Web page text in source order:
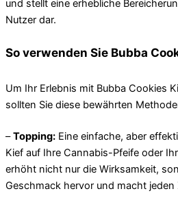
und stellt eine erhebliche
Nutzer dar.
So verwenden Sie Bubba
Um Ihr Erlebnis mit Bubba Cookies
sollten Sie diese bewährten
–Topping: Eine einfache, aber
Kief auf Ihre Cannabis-Pfeife oder
erhöht nicht nur die Wirksamkeit,
Geschmack hervor und macht jeden